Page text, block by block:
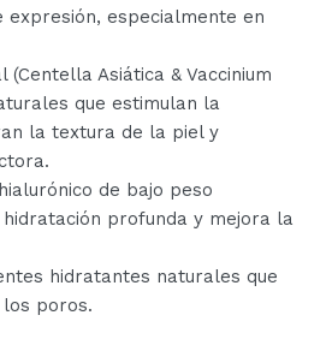
especialmente en
Asiática & Vaccinium
que estimulan la
la textura de la piel y
de bajo peso
profunda y mejora la
hidratantes naturales que
poros.